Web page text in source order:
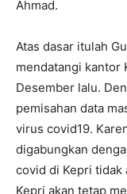
Ahmad.
Atas dasar itulah
mendatangi kantor
Desember lalu.
pemisahan data
virus covid19.
digabungkan
covid di Kepri tidak
Kepri akan tetap